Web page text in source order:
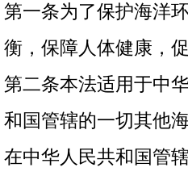
第一条为了保护海洋
衡，保障人体健康，
第二条本法适用于中
和国管辖的一切其他海
在中华人民共和国管